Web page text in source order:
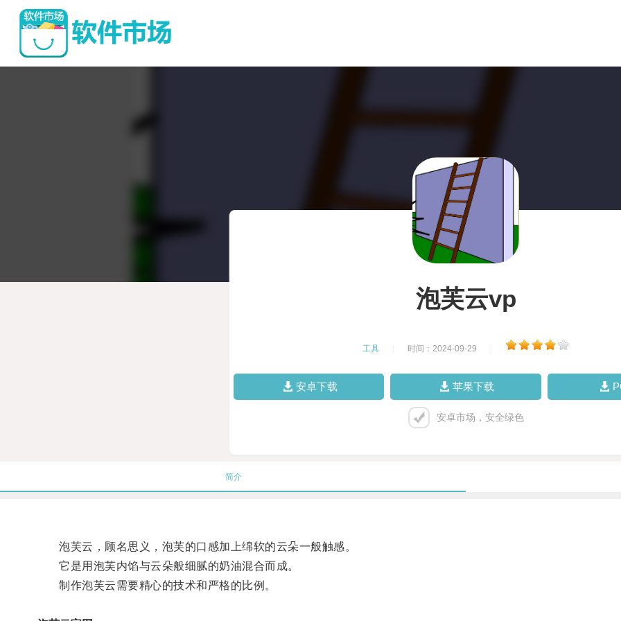
泡芙云vp
工具 时间：2024-09-29
安卓下载 苹果下载
安卓市场，安全绿色
简介
泡芙云，顾名思义，泡芙的口感加上绵软的云朵一般触感。
它是用泡芙内馅与云朵般细腻的奶油混合而成。
制作泡芙云需要精心的技术和严格的比例。